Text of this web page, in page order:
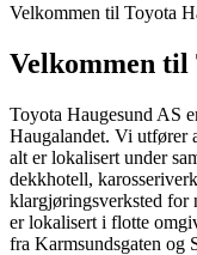
Velkommen til Toyota
Velkommen til
Toyota Haugesund AS
Haugalandet. Vi utfører
alt er lokalisert under
dekkhotell,
klargjøringsverksted for
er lokalisert i flotte
fra Karmsundsgaten og